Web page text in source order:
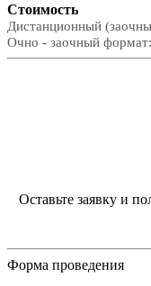
Стоимость
Дистанционный
Очно - заочный формат:
Оставьте заявку и
Форма проведения